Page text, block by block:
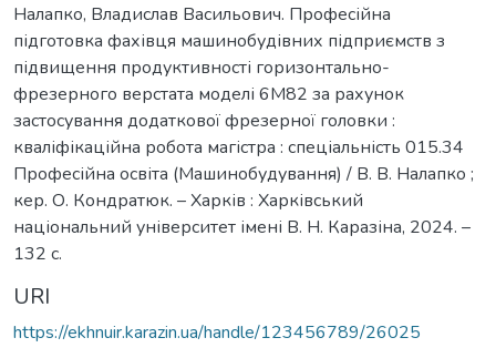
Налапко, Владислав Васильович. Професійна
підготовка фахівця машинобудівних підприємств з
підвищення продуктивності горизонтально-
фрезерного верстата моделі 6М82 за рахунок
застосування додаткової фрезерної головки :
кваліфікаційна робота магістра : спеціальність 015.34
Професійна освіта (Машинобудування) / В. В. Налапко ;
кер. О. Кондратюк. – Харків : Харківський
національний університет імені В. Н. Каразіна, 2024. –
132 с.
URI
https://ekhnuir.karazin.ua/handle/123456789/26025